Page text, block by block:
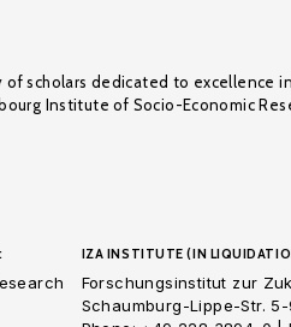
of scholars dedicated to excellence
Institute of Socio-Economic
IZA INSTITUTE (IN
Forschungsinstitut zur
Schaumburg-Lippe-Str. 5-